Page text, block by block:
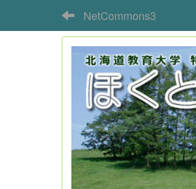
NetCommons3